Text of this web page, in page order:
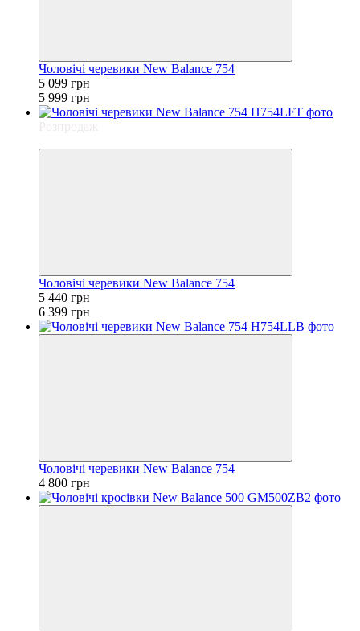
Чоловічі черевики New Balance 754
5 099 грн
5 999 грн
Чоловічі черевики New Balance 754
5 440 грн
6 399 грн
Чоловічі черевики New Balance 754
4 800 грн